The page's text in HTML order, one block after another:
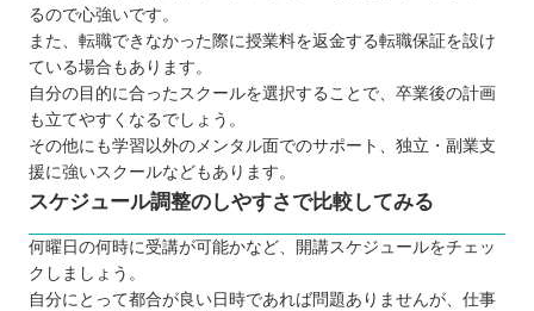
るので心強いです。
また、転職できなかった際に授業料を返金する転職保証を設け
ている場合もあります。
自分の目的に合ったスクールを選択することで、卒業後の計画
も立てやすくなるでしょう。
その他にも学習以外のメンタル面でのサポート、独立・副業支
援に強いスクールなどもあります。
スケジュール調整のしやすさで比較してみる
何曜日の何時に受講が可能かなど、開講スケジュールをチェッ
クしましょう。
自分にとって都合が良い日時であれば問題ありませんが、仕事